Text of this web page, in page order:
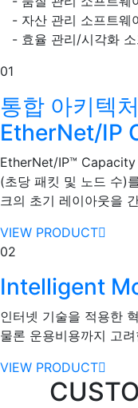
- 자산 관리 소프트웨
- 효율 관리/시각화
01
통합 아키텍
EtherNet/IP
EtherNet/IP™ Capacity
(초당 패킷 및 노드 수)
크의 초기 레이아웃을
VIEW PRODUCT
02
Intelligent
인터넷 기술을 적용한
물론 운용비용까지 고
VIEW PRODUCT